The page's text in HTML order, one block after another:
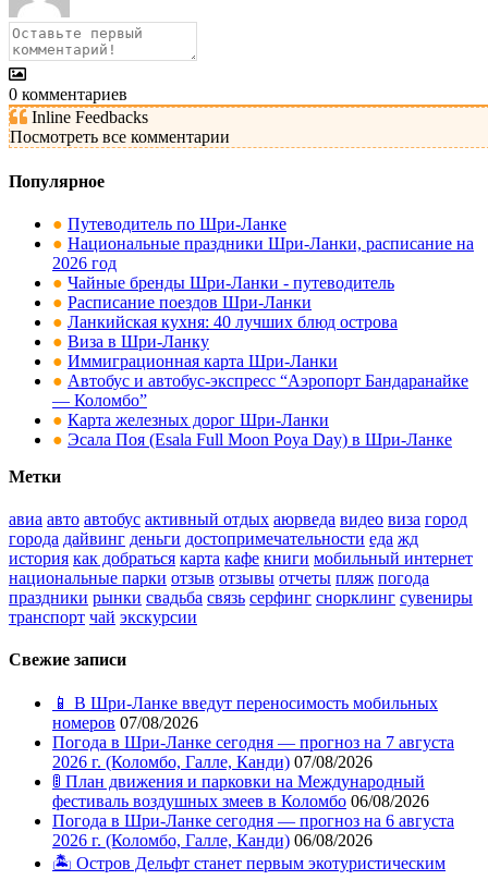
0 комментариев
Inline Feedbacks
Посмотреть все комментарии
Популярное
● Путеводитель по Шри-Ланке
● Национальные праздники Шри-Ланки, расписание на
2026 год
● Чайные бренды Шри-Ланки - путеводитель
● Расписание поездов Шри-Ланки
● Ланкийская кухня: 40 лучших блюд острова
● Виза в Шри-Ланку
● Иммиграционная карта Шри-Ланки
● Автобус и автобус-экспресс “Аэропорт Бандаранайке
— Коломбо”
● Карта железных дорог Шри-Ланки
● Эсала Поя (Esala Full Moon Poya Day) в Шри-Ланке
Метки
авиа авто автобус активный отдых аюрведа видео виза город
города дайвинг деньги достопримечательности еда жд
история как добраться карта кафе книги мобильный интернет
национальные парки отзыв отзывы отчеты пляж погода
праздники рынки свадьба связь серфинг снорклинг сувениры
транспорт чай экскурсии
Свежие записи
📱 В Шри-Ланке введут переносимость мобильных
номеров 07/08/2026
Погода в Шри-Ланке сегодня — прогноз на 7 августа
2026 г. (Коломбо, Галле, Канди) 07/08/2026
🚦 План движения и парковки на Международный
фестиваль воздушных змеев в Коломбо 06/08/2026
Погода в Шри-Ланке сегодня — прогноз на 6 августа
2026 г. (Коломбо, Галле, Канди) 06/08/2026
🏝️ Остров Дельфт станет первым экотуристическим